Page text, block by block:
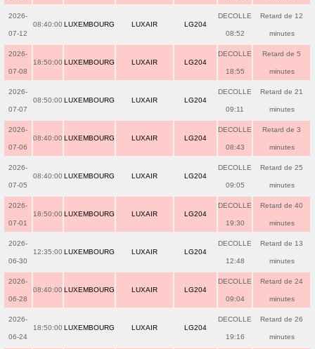
2026-
07-12
08:40:00 LUXEMBOURG LUXAIR LG204
DECOLLE
08:52
Retard de 12
minutes
2026-
07-08
18:50:00 LUXEMBOURG LUXAIR LG204
DECOLLE
18:55
Retard de 5
minutes
2026-
07-07
08:50:00 LUXEMBOURG LUXAIR LG204
DECOLLE
09:11
Retard de 21
minutes
2026-
07-06
08:40:00 LUXEMBOURG LUXAIR LG204
DECOLLE
08:43
Retard de 3
minutes
2026-
07-05
08:40:00 LUXEMBOURG LUXAIR LG204
DECOLLE
09:05
Retard de 25
minutes
2026-
07-01
18:50:00 LUXEMBOURG LUXAIR LG204
DECOLLE
19:30
Retard de 40
minutes
2026-
06-30
12:35:00 LUXEMBOURG LUXAIR LG204
DECOLLE
12:48
Retard de 13
minutes
2026-
06-28
08:40:00 LUXEMBOURG LUXAIR LG204
DECOLLE
09:04
Retard de 24
minutes
2026-
06-24
18:50:00 LUXEMBOURG LUXAIR LG204
DECOLLE
19:16
Retard de 26
minutes